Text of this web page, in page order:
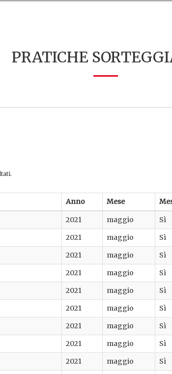
PRATICHE
Anno Mese
2021 maggio Sì
2021 maggio Sì
2021 maggio Sì
2021 maggio Sì
2021 maggio Sì
2021 maggio Sì
2021 maggio Sì
2021 maggio Sì
2021 maggio Sì